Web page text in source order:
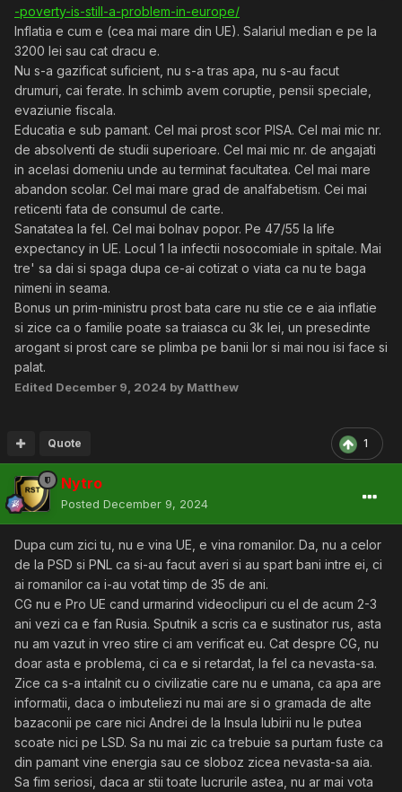
-poverty-is-still-a-problem-in-europe/
Inflatia e cum e (cea mai mare din UE). Salariul median e pe la
3200 lei sau cat dracu e.
Nu s-a gazificat suficient, nu s-a tras apa, nu s-au facut
drumuri, cai ferate. In schimb avem coruptie, pensii speciale,
evaziunie fiscala.
Educatia e sub pamant. Cel mai prost scor PISA. Cel mai mic nr.
de absolventi de studii superioare. Cel mai mic nr. de angajati
in acelasi domeniu unde au terminat facultatea. Cel mai mare
abandon scolar. Cel mai mare grad de analfabetism. Cei mai
reticenti fata de consumul de carte.
Sanatatea la fel. Cel mai bolnav popor. Pe 47/55 la life
expectancy in UE. Locul 1 la infectii nosocomiale in spitale. Mai
tre' sa dai si spaga dupa ce-ai cotizat o viata ca nu te baga
nimeni in seama.
Bonus un prim-ministru prost bata care nu stie ce e aia inflatie
si zice ca o familie poate sa traiasca cu 3k lei, un presedinte
arogant si prost care se plimba pe banii lor si mai nou isi face si
palat.
Edited December 9, 2024 by Matthew
1
Quote
Nytro
Posted December 9, 2024
Dupa cum zici tu, nu e vina UE, e vina romanilor. Da, nu a celor
de la PSD si PNL ca si-au facut averi si au spart bani intre ei, ci
ai romanilor ca i-au votat timp de 35 de ani.
CG nu e Pro UE cand urmarind videoclipuri cu el de acum 2-3
ani vezi ca e fan Rusia. Sputnik a scris ca e sustinator rus, asta
nu am vazut in vreo stire ci am verificat eu. Cat despre CG, nu
doar asta e problema, ci ca e si retardat, la fel ca nevasta-sa.
Zice ca s-a intalnit cu o civilizatie care nu e umana, ca apa are
informatii, daca o imbuteliezi nu mai are si o gramada de alte
bazaconii pe care nici Andrei de la Insula Iubirii nu le putea
scoate nici pe LSD. Sa nu mai zic ca trebuie sa purtam fuste ca
din pamant vine energia sau ce sloboz zicea nevasta-sa aia.
Sa fim seriosi, daca ar stii toate lucrurile astea, nu ar mai vota